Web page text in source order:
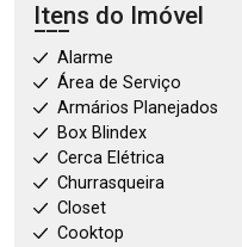
Itens do Imóvel
Alarme
Área de Serviço
Armários Planejados
Box Blindex
Cerca Elétrica
Churrasqueira
Closet
Cooktop